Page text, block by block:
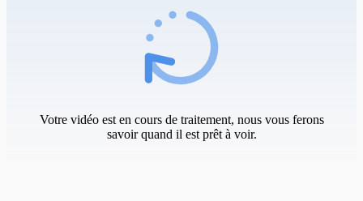
Votre vidéo est en cours de traitement, nous vous ferons
savoir quand il est prêt à voir.